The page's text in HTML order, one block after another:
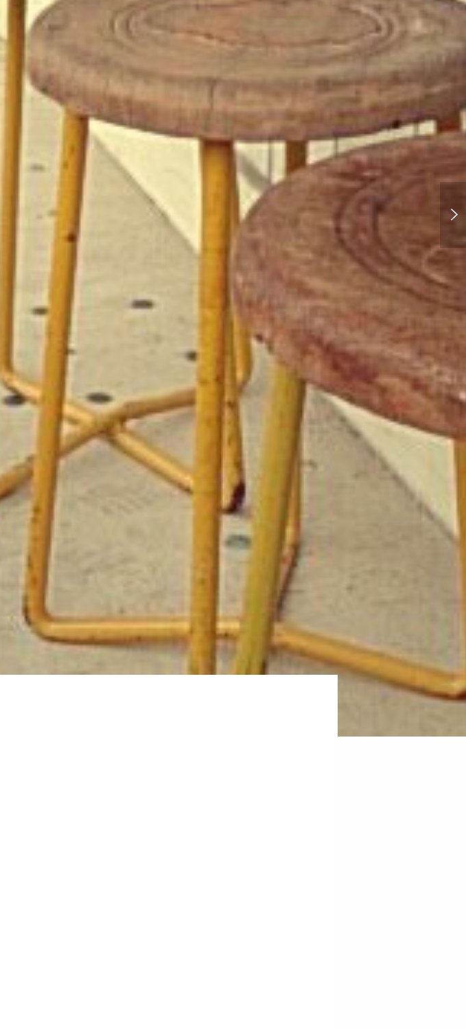
アクアス水族館